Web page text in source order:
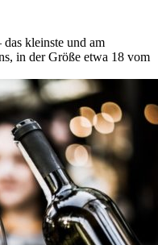
kleinste und am
in der Größe etwa 18 vom